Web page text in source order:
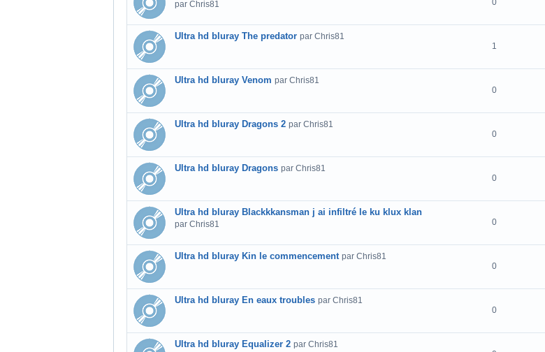
par Chris81 0
Ultra hd bluray The predator par Chris81
1
Ultra hd bluray Venom par Chris81
0
Ultra hd bluray Dragons 2 par Chris81
0
Ultra hd bluray Dragons par Chris81
0
Ultra hd bluray Blackkkansman j ai infiltré le ku klux klan
par Chris81 0
Ultra hd bluray Kin le commencement par Chris81
0
Ultra hd bluray En eaux troubles par Chris81
0
Ultra hd bluray Equalizer 2 par Chris81